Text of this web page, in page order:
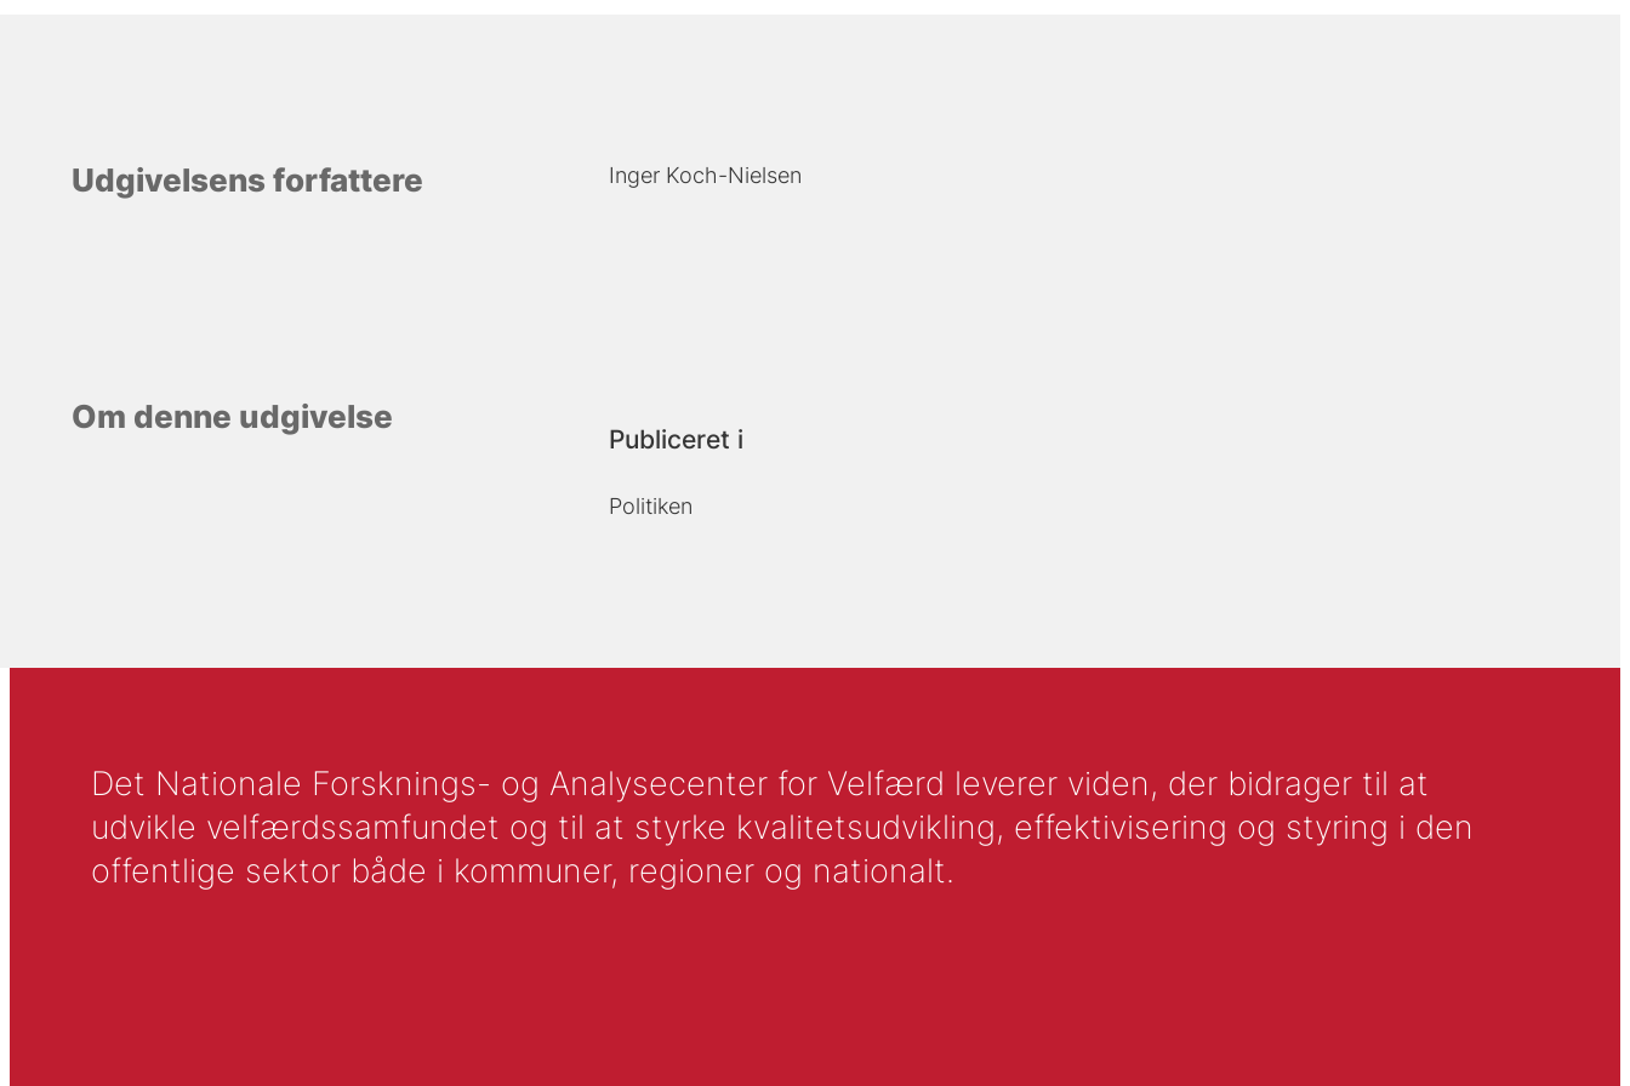
Udgivelsens forfattere Inger Koch-Nielsen
Om denne udgivelse
Publiceret i
Politiken
Det Nationale Forsknings- og Analysecenter for Velfærd leverer viden, der bidrager til at
udvikle velfærdssamfundet og til at styrke kvalitetsudvikling, effektivisering og styring i den
offentlige sektor både i kommuner, regioner og nationalt.